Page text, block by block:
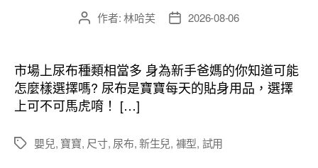
文
者
作者:林哈芙
文
佈
日
期
2026-08-06
市場上尿布種類相當多 身為新手爸媽的你知道可能
怎麼樣選擇嗎? 尿布是寶寶每天的貼身用品，選擇
上可不可馬虎唷！ […]
標
嬰兒, 寶寶, 尺寸, 尿布,新生兒, 褲型, 試用